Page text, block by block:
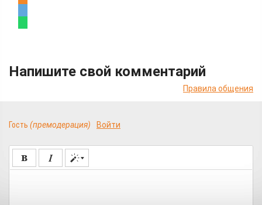
Напишите свой комментарий
Правила общения
Гость (премодерация) Войти